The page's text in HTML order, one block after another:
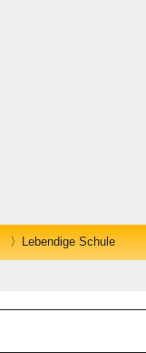
Lebendige Schule